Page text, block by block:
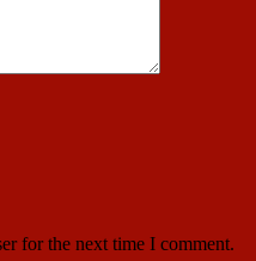
for the next time I comment.